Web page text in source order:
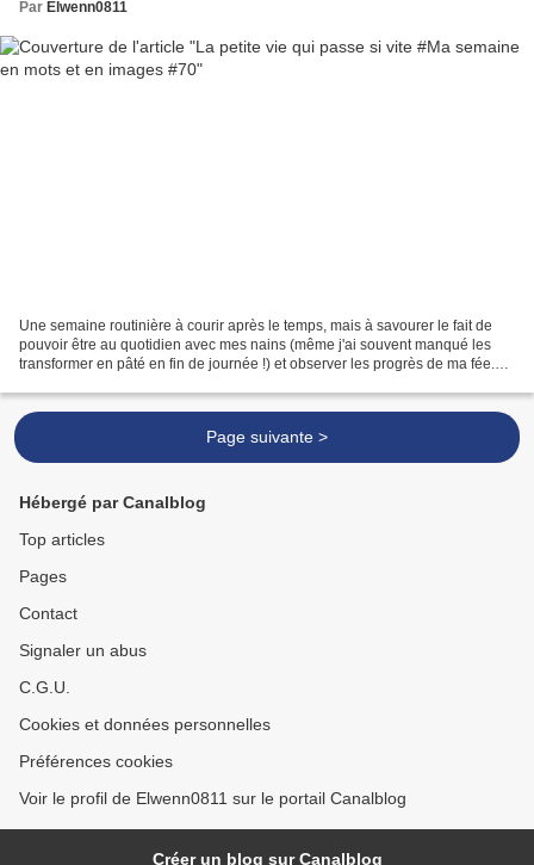
Par Elwenn0811
Une semaine routinière à courir après le temps, mais à savourer le fait de
pouvoir être au quotidien avec mes nains (même j'ai souvent manqué les
transformer en pâté en fin de journée !) et observer les progrès de ma fée.
Page suivante >
Hébergé par Canalblog
Top articles
Pages
Contact
Signaler un abus
C.G.U.
Cookies et données personnelles
Préférences cookies
Voir le profil de Elwenn0811 sur le portail Canalblog
Créer un blog sur Canalblog